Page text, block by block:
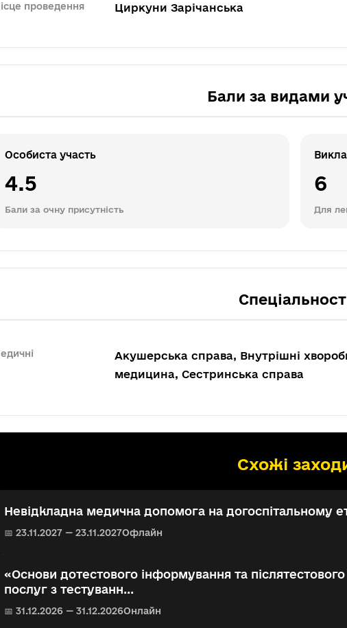
проведення Циркуни Зарічанська
Бали за видами
Особиста участь
4.5
Бали за очну присутність
6
Для
Акушерська справа, Внутрішні
медицина, Сестринська справа
Схожі
Невідкладна медична допомога на догоспітальному
📅 23.11.2027 — 23.11.2027Офлайн
«Основи дотестового інформування та
послуг з тестуванн...
📅 31.12.2026 — 31.12.2026Онлайн